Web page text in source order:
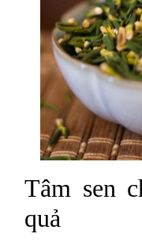
Tâm sen
quả